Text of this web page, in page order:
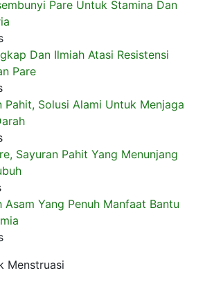
Pare Untuk Stamina Dan
Dan Ilmiah Atasi Resistensi
Pare
Pahit, Solusi Alami Untuk Menjaga
Sayuran Pahit Yang Menunjang
Asam Yang Penuh Manfaat Bantu
Menstruasi